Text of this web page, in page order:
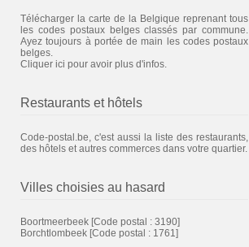
Télécharger la carte de la Belgique reprenant tous
les codes postaux belges classés par commune.
Ayez toujours à portée de main les codes postaux
belges.
Cliquer ici pour avoir plus d'infos.
Restaurants et hôtels
Code-postal.be, c'est aussi la liste des restaurants,
des hôtels et autres commerces dans votre quartier.
Villes choisies au hasard
Boortmeerbeek [Code postal : 3190]
Borchtlombeek [Code postal : 1761]